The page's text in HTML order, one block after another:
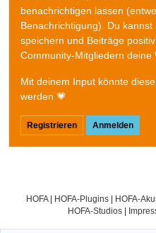
benachrichtigen lassen
Benachrichtigung). Du
speichern und Beiträge
Community-Mitgliedern deine
Mit deinem Input könnte
werden 💗
Registrieren Anmelden
HOFA| HOFA-Plugins HOFA-
HOFA-Studios